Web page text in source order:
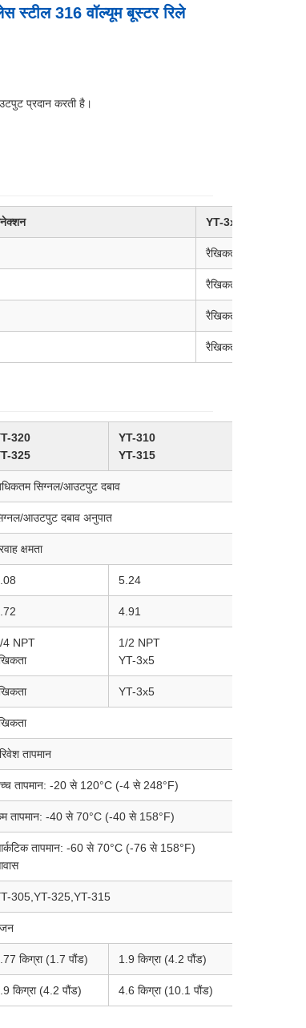
स्टील 316 वॉल्यूम बूस्टर रिले
प्रदान करती है।
YT-3x0
रैखिकता
रैखिकता
रैखिकता
रैखिकता
320
325
YT-310
YT-315
सिग्नल/आउटपुट दबाव
आउटपुट दबाव अनुपात
क्षमता
5.24
4.91
4 NPT
1/2 NPT
YT-3x5
YT-3x5
तापमान
तापमान: -20 से 120°C (-4 से 248°F)
तापमान: -40 से 70°C (-40 से 158°F)
तापमान: -60 से 70°C (-76 से 158°F)
305,YT-325,YT-315
किग्रा (1.7 पौंड) 1.9 किग्रा (4.2 पौंड)
किग्रा (4.2 पौंड) 4.6 किग्रा (10.1 पौंड)